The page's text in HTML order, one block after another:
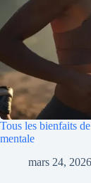
Tous les bienfaits
mentale
mars 24, 2026